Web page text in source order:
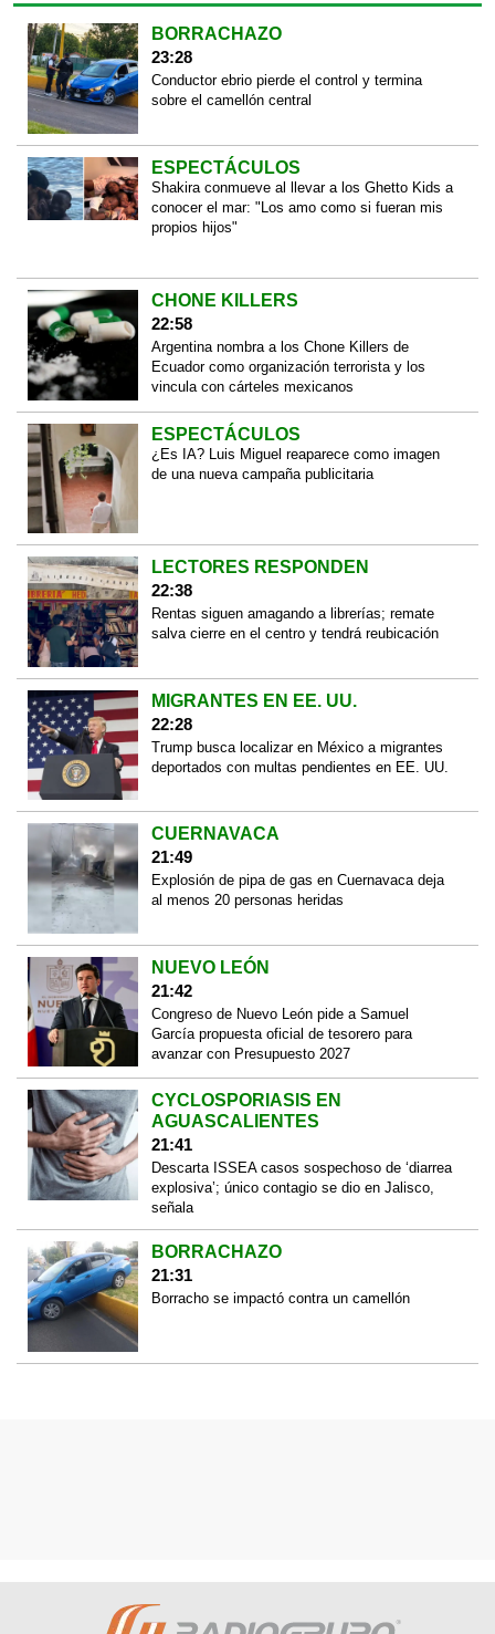
BORRACHAZO
23:28
Conductor ebrio pierde el control y termina
sobre el camellón central
ESPECTÁCULOS
Shakira conmueve al llevar a los Ghetto Kids a
conocer el mar: "Los amo como si fueran mis
propios hijos"
CHONE KILLERS
22:58
Argentina nombra a los Chone Killers de
Ecuador como organización terrorista y los
vincula con cárteles mexicanos
ESPECTÁCULOS
¿Es IA? Luis Miguel reaparece como imagen
de una nueva campaña publicitaria
LECTORES RESPONDEN
22:38
Rentas siguen amagando a librerías; remate
salva cierre en el centro y tendrá reubicación
MIGRANTES EN EE. UU.
22:28
Trump busca localizar en México a migrantes
deportados con multas pendientes en EE. UU.
CUERNAVACA
21:49
Explosión de pipa de gas en Cuernavaca deja
al menos 20 personas heridas
NUEVO LEÓN
21:42
Congreso de Nuevo León pide a Samuel
García propuesta oficial de tesorero para
avanzar con Presupuesto 2027
CYCLOSPORIASIS EN
AGUASCALIENTES
21:41
Descarta ISSEA casos sospechoso de ‘diarrea
explosiva’; único contagio se dio en Jalisco,
señala
BORRACHAZO
21:31
Borracho se impactó contra un camellón